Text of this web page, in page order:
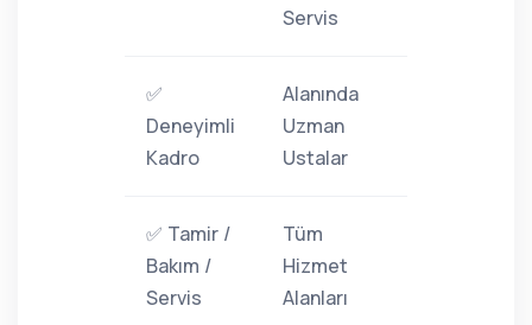
Servis
✅
Deneyimli
Kadro
Alanında
Uzman
Ustalar
✅ Tamir /
Bakım /
Servis
Tüm
Hizmet
Alanları